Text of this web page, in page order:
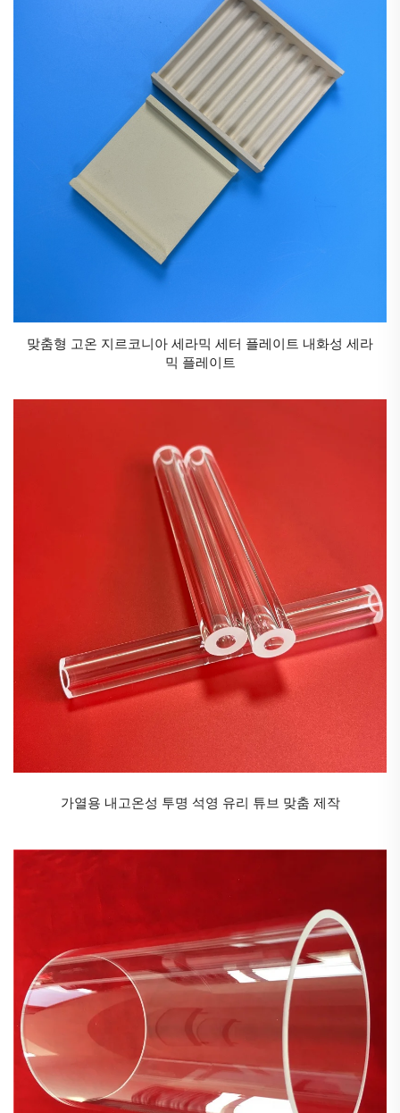
맞춤형 고온 지르코니아 세라믹 세터 플레이트 내화성 세라
믹 플레이트
가열용 내고온성 투명 석영 유리 튜브 맞춤 제작